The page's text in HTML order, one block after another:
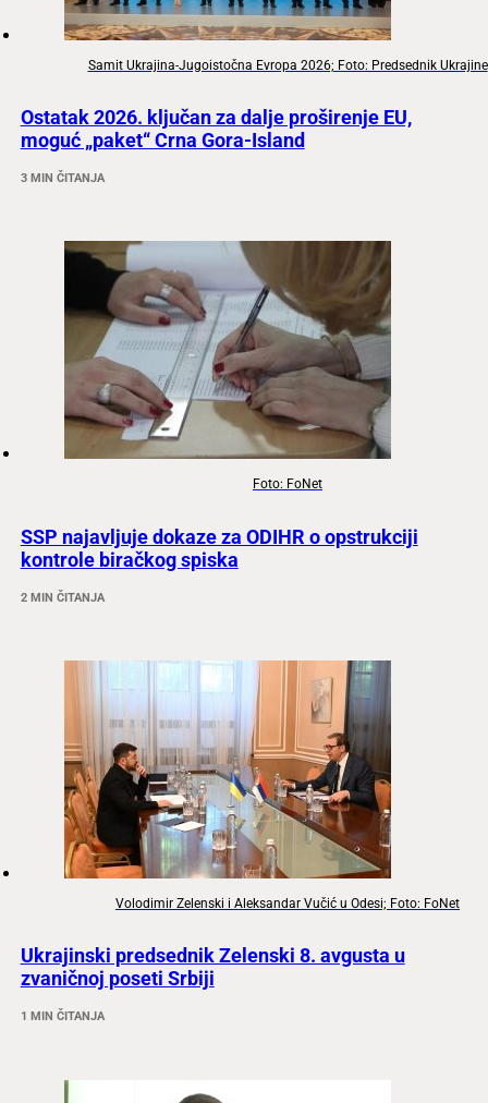
Samit Ukrajina-Jugoistočna Evropa 2026; Foto: Predsednik Ukrajine
Ostatak 2026. ključan za dalje proširenje EU,
moguć „paket“ Crna Gora-Island
3 MIN ČITANJA
Foto: FoNet
SSP najavljuje dokaze za ODIHR o opstrukciji
kontrole biračkog spiska
2 MIN ČITANJA
Volodimir Zelenski i Aleksandar Vučić u Odesi; Foto: FoNet
Ukrajinski predsednik Zelenski 8. avgusta u
zvaničnoj poseti Srbiji
1 MIN ČITANJA